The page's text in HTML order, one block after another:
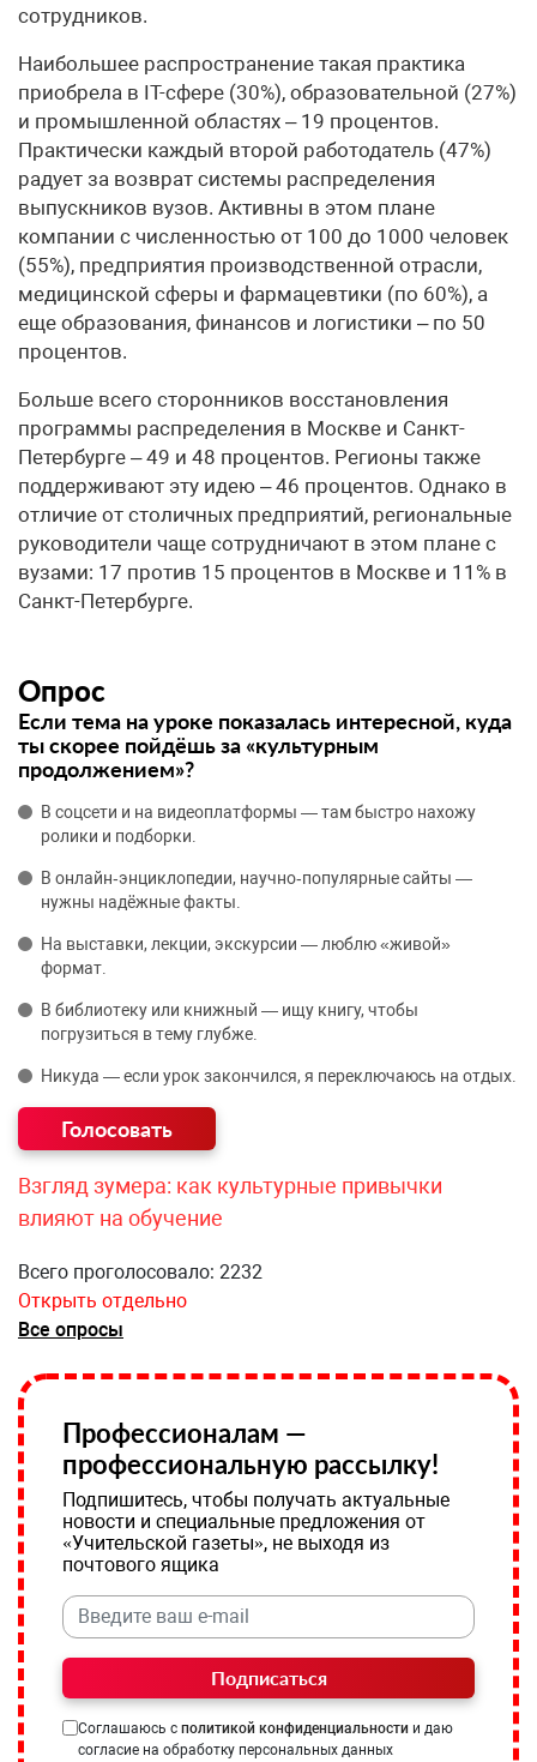
сотрудников.
Наибольшее распространение такая практика
приобрела в IT-сфере (30%), образовательной (27%)
и промышленной областях – 19 процентов.
Практически каждый второй работодатель (47%)
радует за возврат системы распределения
выпускников вузов. Активны в этом плане
компании с численностью от 100 до 1000 человек
(55%), предприятия производственной отрасли,
медицинской сферы и фармацевтики (по 60%), а
еще образования, финансов и логистики – по 50
процентов.
Больше всего сторонников восстановления
программы распределения в Москве и Санкт-
Петербурге – 49 и 48 процентов. Регионы также
поддерживают эту идею – 46 процентов. Однако в
отличие от столичных предприятий, региональные
руководители чаще сотрудничают в этом плане с
вузами: 17 против 15 процентов в Москве и 11% в
Санкт-Петербурге.
Опрос
Если тема на уроке показалась интересной, куда
ты скорее пойдёшь за «культурным
продолжением»?
В соцсети и на видеоплатформы — там быстро нахожу
ролики и подборки.
В онлайн‑энциклопедии, научно‑популярные сайты —
нужны надёжные факты.
На выставки, лекции, экскурсии — люблю «живой»
формат.
В библиотеку или книжный — ищу книгу, чтобы
погрузиться в тему глубже.
Никуда — если урок закончился, я переключаюсь на отдых.
Взгляд зумера: как культурные привычки
влияют на обучение
Всего проголосовало: 2232
Открыть отдельно
Все опросы
Профессионалам —
профессиональную рассылку!
Подпишитесь, чтобы получать актуальные
новости и специальные предложения от
«Учительской газеты», не выходя из
почтового ящика
Подписаться
Соглашаюсь с политикой конфиденциальности и даю
согласие на обработку персональных данных